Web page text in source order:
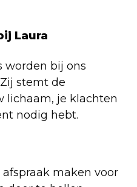
Laura
worden bij ons
stemt de
lichaam, je klachten
nodig hebt.
maken voor